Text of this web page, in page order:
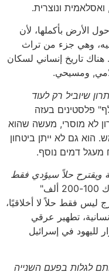
ונוצרית.
الأرض بأكملها، لأن
وهي جزء من تراث
. هناك تاريخ إنساني لسكان
ومسيحي.
שיוביל רק לעוד
100-200 אלף" פלסטינים בעזה
לא מוסרי, מעשה שהוא
הוא גם לא ייתן ביטחון
מעגל דמים נוסף.
ويقترح حلاً سيؤدي فقط
. إن "ترك 100-200 ألف"
ليس فقط حلاً لا أخلاقيًا،
تطهير عرقي
لليهود في إسرائيل
לגלות בפעם השנייה